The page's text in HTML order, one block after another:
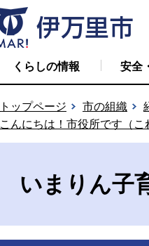
くらしの情報 安全
トップページ 市の組織
こんにちは！市役所です（こ
いまりん子